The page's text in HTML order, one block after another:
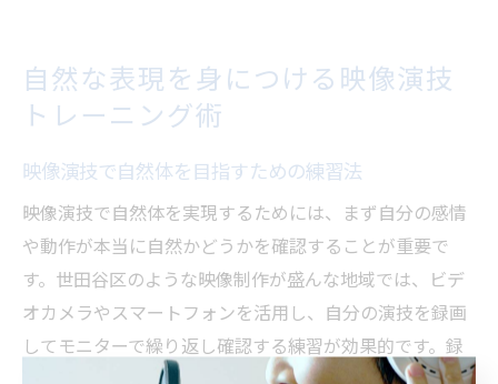
自然な表現を身につける映像演技
トレーニング術
映像演技で自然体を目指すための練習法
映像演技で自然体を実現するためには、まず自分の感情
や動作が本当に自然かどうかを確認することが重要で
す。世田谷区のような映像制作が盛んな地域では、ビデ
オカメラやスマートフォンを活用し、自分の演技を録画
してモニターで繰り返し確認する練習が効果的です。録